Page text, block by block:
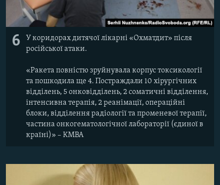
6
У коридорах дитячої лікарні «Охматдит» після
російської атаки.
«Ракета повністю зруйнувала корпус токсикології
та пошкодила ще 4. Постраждали 10 хірургічних
відділень, 5 онковідділень, 2 соматичні відділення,
інтенсивна терапія, 2 реанімації, операційні
блоки, відділення радіології та променевої терапії,
частина онкогематологічної лабораторії (єдиної в
країні)» – КМВА